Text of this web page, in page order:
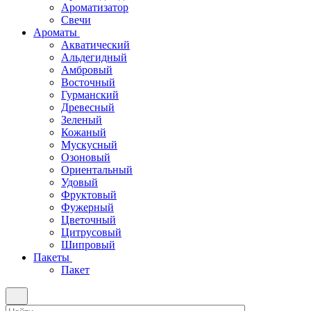
Ароматизатор
Свечи
Ароматы
Акватический
Альдегидный
Амбровый
Восточный
Гурманский
Древесный
Зеленый
Кожаный
Мускусный
Озоновый
Ориентальный
Удовый
Фруктовый
Фужерный
Цветочный
Цитрусовый
Шипровый
Пакеты
Пакет